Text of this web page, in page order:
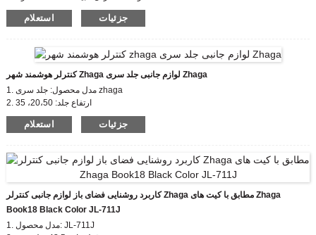
سیم: قابل انتخاب
3. اندازه گیری سرنخ ها: سفارشی سازی اختیاری
4. ولتاژ ضربه ای نامی: 0.8kv
استعلام جزئیات
کنترلر هوشمند شهر Zhaga لوازم جانبی جلد سری Zhaga
1. مدل محصول: جلد سری zhaga
2. ارتفاع جلد: 20،50، 35
3. گواهی: اتحادیه اروپا zhaga، CE
4. استاندارد سازگار: zhaga book18
استعلام جزئیات
کاربرد روشنایی فضای باز لوازم جانبی کنترلر Zhaga مطابق با کیت های Zhaga
Book18 Black Color JL-711J
1. مدل محصول: JL-711J